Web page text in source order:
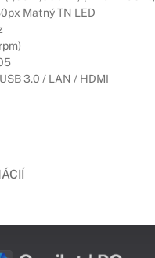
Matný TN LED
3.0 / LAN / HDMI